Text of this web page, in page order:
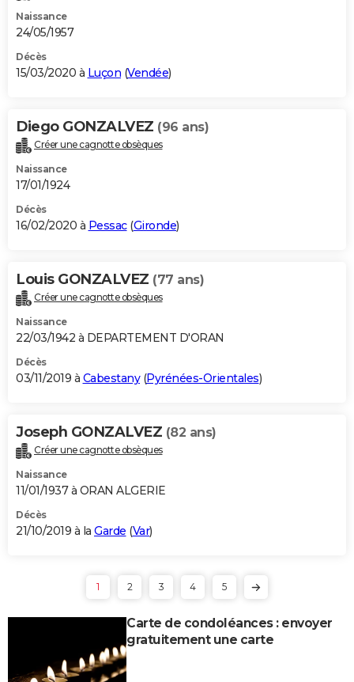
Naissance
24/05/1957
Décès
15/03/2020 à Luçon (Vendée)
Diego GONZALVEZ (96 ans)
Créer une cagnotte obsèques
Naissance
17/01/1924
Décès
16/02/2020 à Pessac(Gironde)
Louis GONZALVEZ (77 ans)
Créer une cagnotte obsèques
Naissance
22/03/1942 à DEPARTEMENT D'ORAN
Décès
03/11/2019 à Cabestany(Pyrénées-Orientales)
Joseph GONZALVEZ (82 ans)
Créer une cagnotte obsèques
Naissance
11/01/1937 à ORAN ALGERIE
Décès
21/10/2019 à la Garde (Var)
1 2 3 4 5
Carte de condoléances : envoyer
gratuitement une carte